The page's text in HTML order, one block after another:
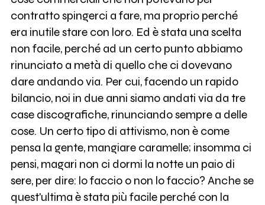
contratto spingerci a fare, ma proprio perché
era inutile stare con loro. Ed è stata una scelta
non facile, perché ad un certo punto abbiamo
rinunciato a metà di quello che ci dovevano
dare andando via. Per cui, facendo un rapido
bilancio, noi in due anni siamo andati via da tre
case discografiche, rinunciando sempre a delle
cose. Un certo tipo di attivismo, non è come
pensa la gente, mangiare caramelle; insomma ci
pensi, magari non ci dormi la notte un paio di
sere, per dire: lo faccio o non lo faccio? Anche se
quest'ultima è stata più facile perché con la